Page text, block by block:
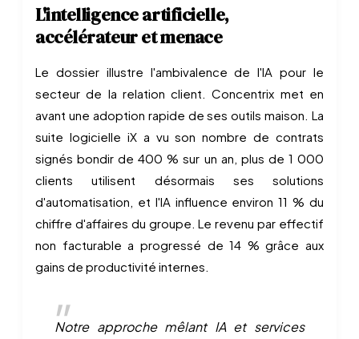
L'intelligence artificielle,
accélérateur et menace
Le dossier illustre l'ambivalence de l'IA pour le
secteur de la relation client. Concentrix met en
avant une adoption rapide de ses outils maison. La
suite logicielle iX a vu son nombre de contrats
signés bondir de 400 % sur un an, plus de 1 000
clients utilisent désormais ses solutions
d'automatisation, et l'IA influence environ 11 % du
chiffre d'affaires du groupe. Le revenu par effectif
non facturable a progressé de 14 % grâce aux
gains de productivité internes.
Notre approche mêlant IA et services